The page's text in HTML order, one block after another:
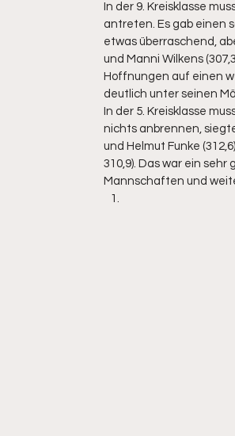
In der 9. Kreisklasse
antreten. Es gab einen
etwas überraschend,
und Manni Wilkens
Hoffnungen auf einen
deutlich unter seinen
In der 5. Kreisklasse
nichts anbrennen, siegte
und Helmut Funke
310,9). Das war ein
Mannschaften und